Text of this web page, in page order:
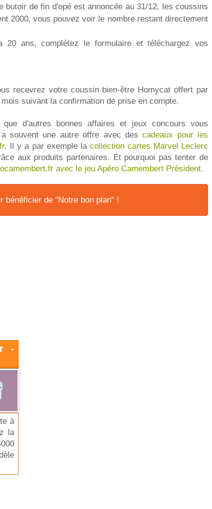
butoir de fin d'opé est annoncée au 31/12, les coussins
2000, vous pouvez voir le nombre restant directement
20 ans, complétez le formulaire et téléchargez vos
recevrez votre coussin bien-être Homycat offert par
suivant la confirmation de prise en compte.
d'autres bonnes affaires et jeux concours vous
souvent une autre offre avec descadeaux pour les
. Il y a par exemple la collection cartes Marvel Leclerc
aux produits partenaires. Et pourquoi pas tenter de
avec le jeu Apéro Camembert Président.
bénéficier de "Notre bon plan" !
-
à
la